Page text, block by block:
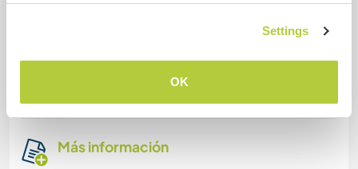
Settings
OK
culture. Therefore, we would love to stay one
and spend a nice time with you.
Más información